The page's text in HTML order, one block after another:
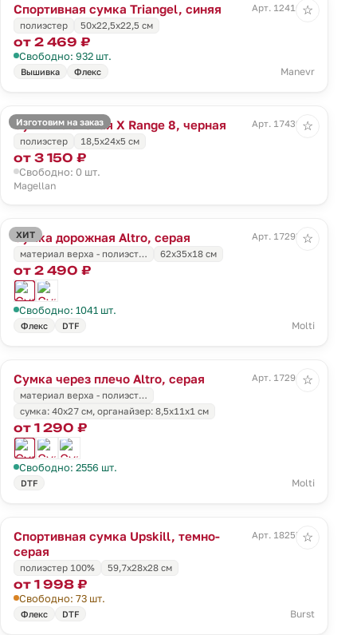
Спортивная сумка Triangel, синяя
Арт. 12416.44
полиэстер
50х22,5х22,5 см
от 2 469 ₽
Свободно: 932 шт.
Вышивка Флекс Manevr
☆
Изготовим на заказ
Сумка плечевая X Range 8, черная
Арт. 17439.30
полиэстер
18,5x24x5 см
от 3 150 ₽
Свободно: 0 шт.
Magellan
☆
ХИТ
Сумка дорожная Altro, серая
Арт. 17293.10
материал верха - полиэст…
62x35x18 см
от 2 490 ₽
Свободно: 1041 шт.
Флекс DTF Molti
☆
Сумка через плечо Altro, серая
Арт. 17294.10
материал верха - полиэст…
cумка: 40x27 см, органайзер: 8,5x11х1 см
от 1 290 ₽
Свободно: 2556 шт.
DTF Molti
☆
Спортивная сумка Upskill, темно-
серая
Арт. 18255.30
полиэстер 100% 59,7x28x28 см
от 1 998 ₽
Свободно: 73 шт.
Флекс DTF Burst
☆